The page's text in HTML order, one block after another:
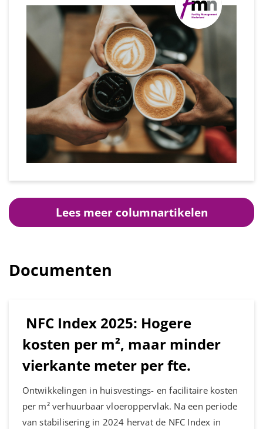
Lees meer columnartikelen
Documenten
NFC Index 2025: Hogere
kosten per m², maar minder
vierkante meter per fte.
Ontwikkelingen in huisvestings- en facilitaire kosten
per m² verhuurbaar vloeroppervlak. Na een periode
van stabilisering in 2024 hervat de NFC Index in